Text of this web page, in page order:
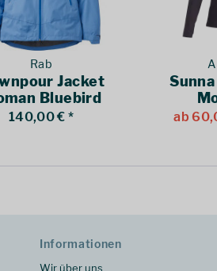
Rab
Jacket
Bluebird
Bluebird
140,00 € * ab
Informationen
Wir über uns